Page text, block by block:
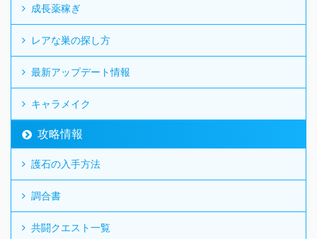
成長薬稼ぎ
レアな巣の探し方
最新アップデート情報
キャラメイク
攻略情報
護石の入手方法
調合書
共闘クエスト一覧